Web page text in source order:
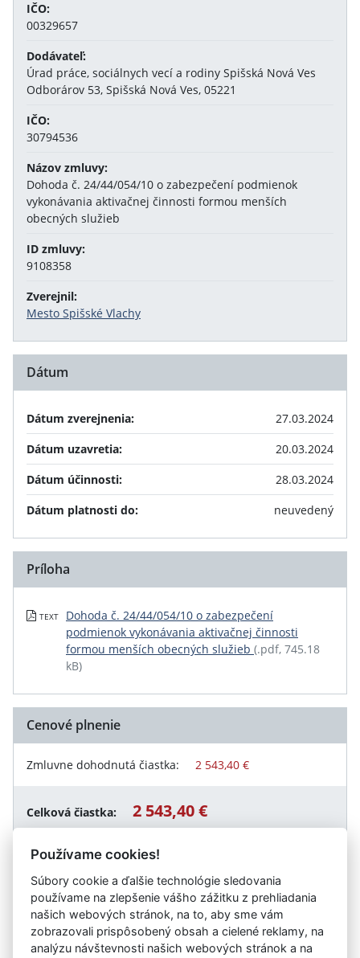
IČO:
00329657
Dodávateľ:
Úrad práce, sociálnych vecí a rodiny Spišská Nová Ves
Odborárov 53, Spišská Nová Ves, 05221
IČO:
30794536
Názov zmluvy:
Dohoda č. 24/44/054/10 o zabezpečení podmienok
vykonávania aktivačnej činnosti formou menších
obecných služieb
ID zmluvy:
9108358
Zverejnil:
Mesto Spišské Vlachy
Dátum
Dátum zverejnenia:
27.03.2024
Dátum uzavretia:
20.03.2024
Dátum účinnosti:
28.03.2024
Dátum platnosti do:
neuvedený
Príloha
TEXT
Dohoda č. 24/44/054/10 o zabezpečení
podmienok vykonávania aktivačnej činnosti
formou menších obecných služieb (.pdf, 745.18
kB)
Cenové plnenie
Zmluvne dohodnutá čiastka: 2 543,40 €
Celková čiastka: 2 543,40 €
Návrat späť
Vystavil: Mesto Spišské Vlachy
Používame cookies!
Súbory cookie a ďalšie technológie sledovania
používame na zlepšenie vášho zážitku z prehliadania
našich webových stránok, na to, aby sme vám
zobrazovali prispôsobený obsah a cielené reklamy, na
analýzu návštevnosti našich webových stránok a na